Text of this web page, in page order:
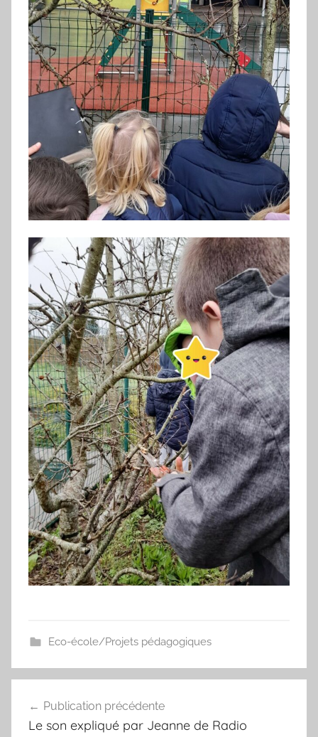
Eco-école/Projets pédagogiques
de
Publication précédente
Le son expliqué par Jeanne de Radio